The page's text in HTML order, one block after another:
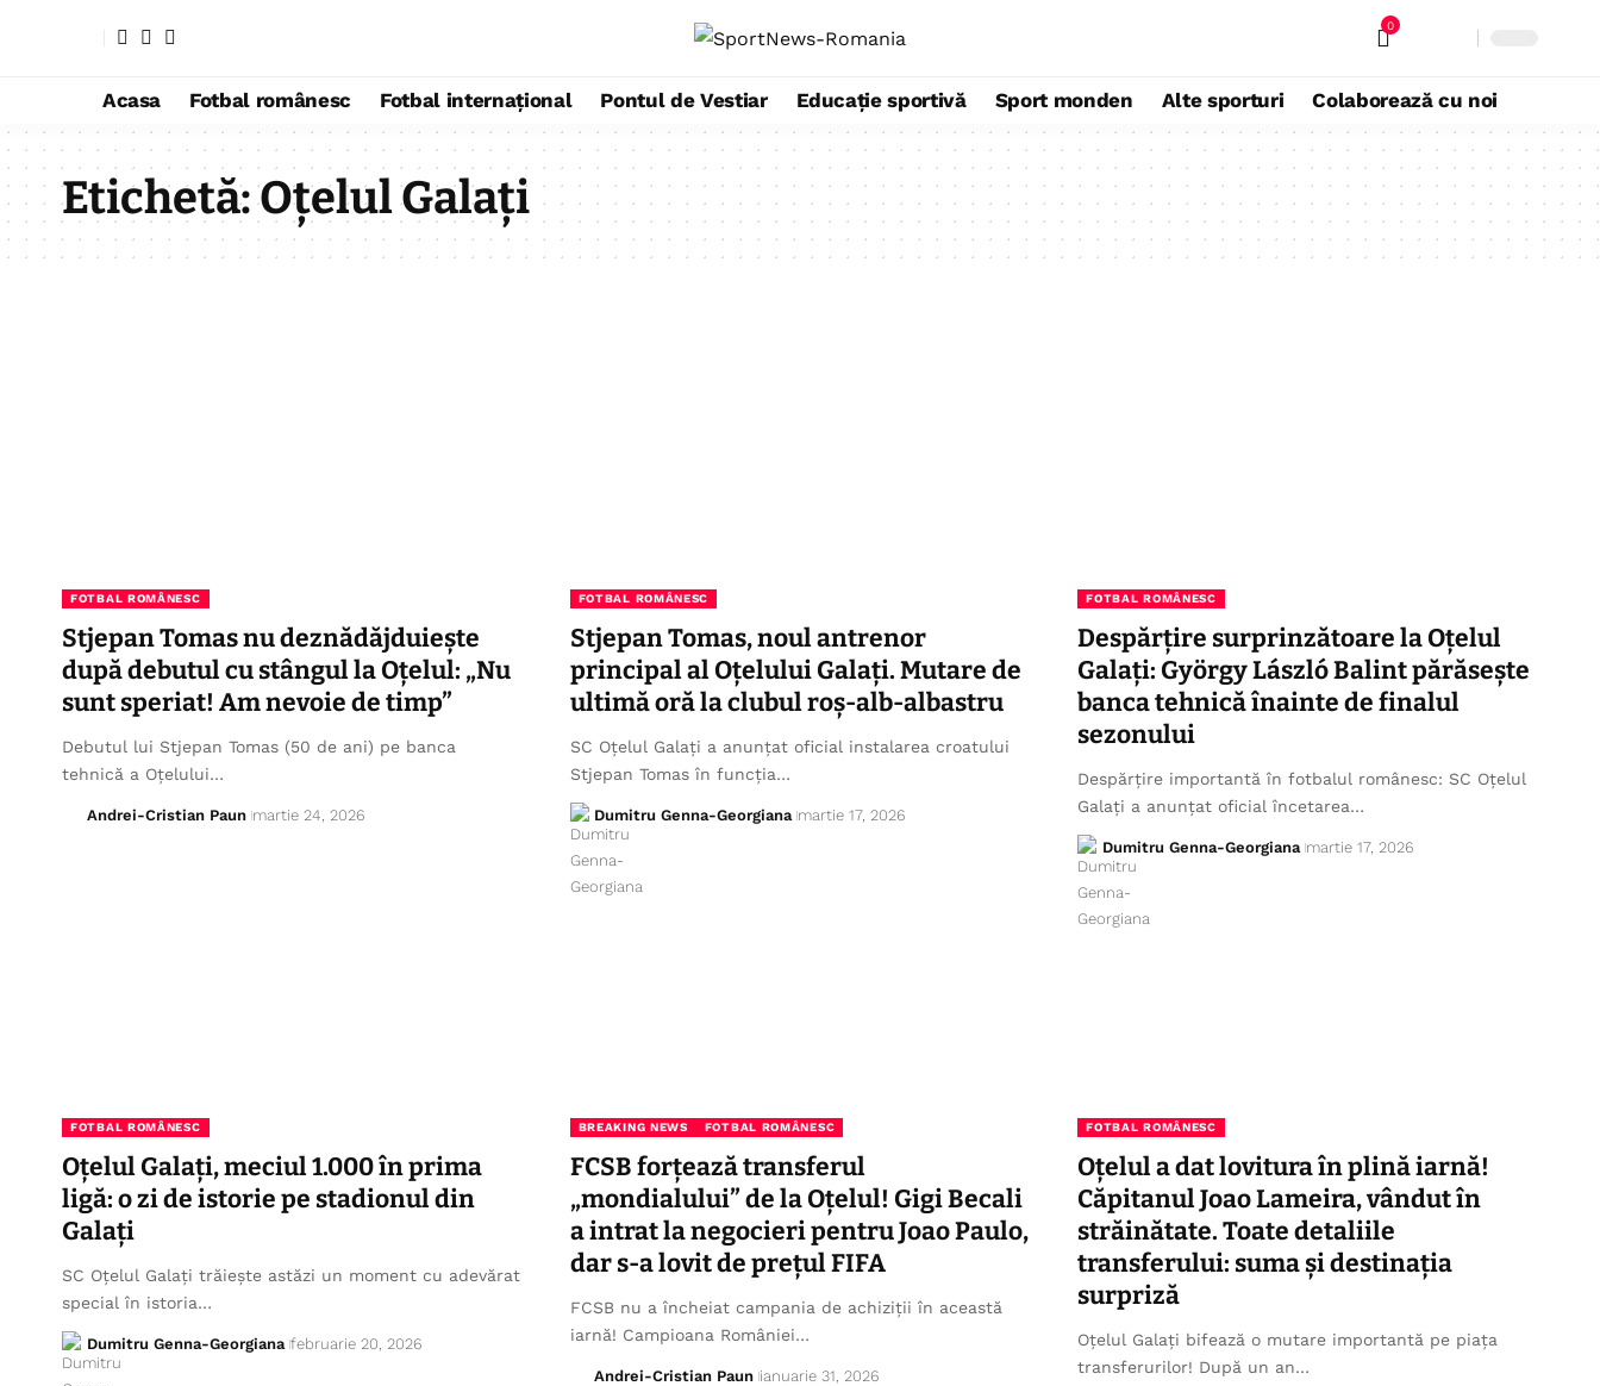
0
Acasa Fotbal românesc Fotbal internațional Pontul de Vestiar Educație sportivă Sport monden Alte sporturi Colaborează cu noi
Etichetă:Oțelul Galați
FOTBAL ROMÂNESC
Stjepan Tomas nu deznădăjduiește
după debutul cu stângul la Oțelul: „Nu
sunt speriat! Am nevoie de timp”
Debutul lui Stjepan Tomas (50 de ani) pe banca
tehnică a Oțelului…
Andrei-Cristian Paun martie 24, 2026
FOTBAL ROMÂNESC
Stjepan Tomas, noul antrenor
principal al Oțelului Galați. Mutare de
ultimă oră la clubul roș-alb-albastru
SC Oțelul Galați a anunțat oficial instalarea croatului
Stjepan Tomas în funcția…
Dumitru Genna-Georgiana martie 17, 2026
FOTBAL ROMÂNESC
Despărțire surprinzătoare la Oțelul
Galați: György László Balint părăsește
banca tehnică înainte de finalul
sezonului
Despărțire importantă în fotbalul românesc: SC Oțelul
Galați a anunțat oficial încetarea…
Dumitru Genna-Georgiana martie 17, 2026
FOTBAL ROMÂNESC
Oțelul Galați, meciul 1.000 în prima
ligă: o zi de istorie pe stadionul din
Galați
SC Oțelul Galați trăiește astăzi un moment cu adevărat
special în istoria…
Dumitru Genna-Georgiana februarie 20, 2026
BREAKING NEWS FOTBAL ROMÂNESC
FCSB forțează transferul
„mondialului” de la Oțelul! Gigi Becali
a intrat la negocieri pentru Joao Paulo,
dar s-a lovit de prețul FIFA
FCSB nu a încheiat campania de achiziții în această
iarnă! Campioana României…
Andrei-Cristian Paun ianuarie 31, 2026
FOTBAL ROMÂNESC
Oțelul a dat lovitura în plină iarnă!
Căpitanul Joao Lameira, vândut în
străinătate. Toate detaliile
transferului: suma și destinația
surpriză
Oțelul Galați bifează o mutare importantă pe piața
transferurilor! După un an…